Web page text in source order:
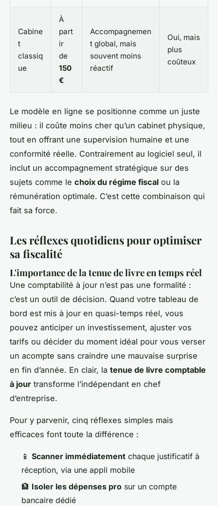
Cabine
t
classiq
ue
À
part
ir
de
150
€
Accompagnemen
t global, mais
souvent moins
réactif
Oui, mais
plus
coûteux
Le modèle en ligne se positionne comme un juste
milieu : il coûte moins cher qu’un cabinet physique,
tout en offrant une supervision humaine et une
conformité réelle. Contrairement au logiciel seul, il
inclut un accompagnement stratégique sur des
sujets comme le choix du régime fiscal ou la
rémunération optimale. C’est cette combinaison qui
fait sa force.
Les réflexes quotidiens pour optimiser
sa fiscalité
L'importance de la tenue de livre en temps réel
Une comptabilité à jour n’est pas une formalité :
c’est un outil de décision. Quand votre tableau de
bord est mis à jour en quasi-temps réel, vous
pouvez anticiper un investissement, ajuster vos
tarifs ou décider du moment idéal pour vous verser
un acompte sans craindre une mauvaise surprise
en fin d’année. En clair, la tenue de livre comptable
à jour transforme l’indépendant en chef
d’entreprise.
Pour y parvenir, cinq réflexes simples mais
efficaces font toute la différence :
📱 Scanner immédiatement chaque justificatif à
réception, via une appli mobile
🏦 Isoler les dépenses pro sur un compte
bancaire dédié